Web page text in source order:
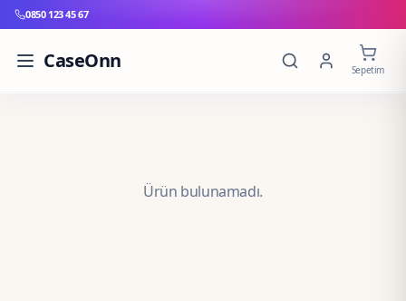
0850 123 45 67
CaseOnn Sepetim
Ürün bulunamadı.